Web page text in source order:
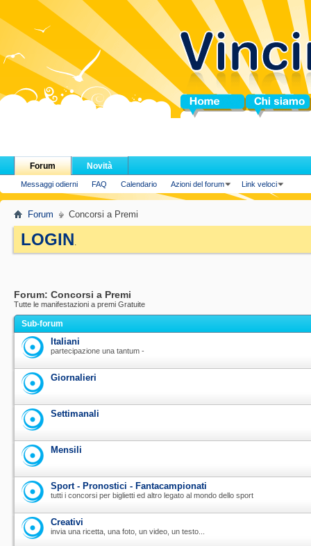
Home Chi siamo
Forum
Messaggi odierni FAQ Calendario Azioni del forum Link veloci
Novità
Forum Concorsi a Premi
LOGIN.
Forum: Concorsi a Premi
Tutte le manifestazioni a premi Gratuite
Sub-forum
Italiani
partecipazione una tantum -
Giornalieri
Settimanali
Mensili
Sport - Pronostici - Fantacampionati
tutti i concorsi per biglietti ed altro legato al mondo dello sport
Creativi
invia una ricetta, una foto, un video, un testo...